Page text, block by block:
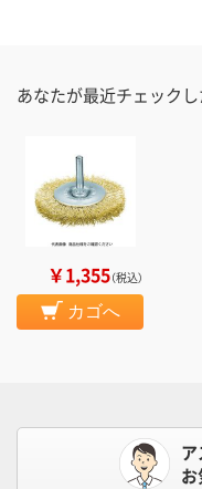
あなたが最近チェック
￥1,355（税込）
カゴへ
お